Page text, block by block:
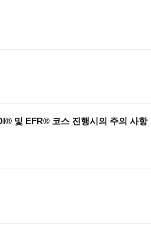
및 EFR® 코스 진행시의 주의 사항